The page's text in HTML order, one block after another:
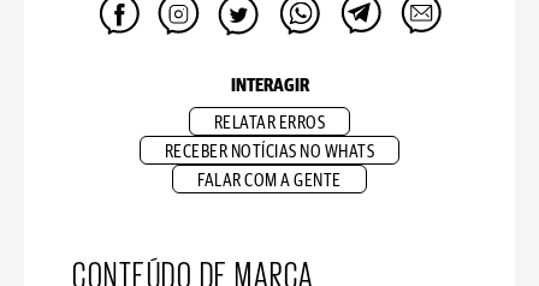
INTERAGIR
RELATAR ERROS
RECEBER NOTÍCIAS NO WHATS
FALAR COM A GENTE
CONTEÚDO DE MARCA